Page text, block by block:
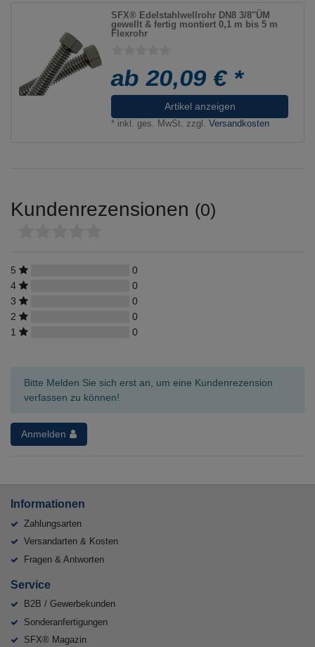
SFX® Edelstahlwellrohr DN8 3/8"ÜM
gewellt & fertig montiert 0,1 m bis 5 m
Flexrohr
ab 20,09 € *
Artikel anzeigen
* inkl. ges. MwSt. zzgl.Versandkosten
Kundenrezensionen (0)
5
0
4
0
3
0
2
0
1
0
Bitte Melden Sie sich erst an, um eine Kundenrezension
verfassen zu können!
Anmelden
Informationen
Zahlungsarten
Versandarten & Kosten
Fragen & Antworten
Service
B2B / Gewerbekunden
Sonderanfertigungen
SFX® Magazin